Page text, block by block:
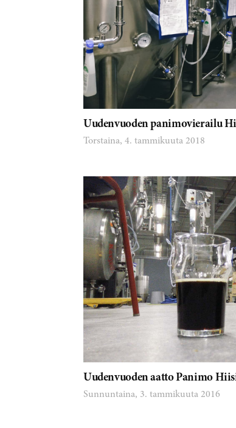
Uudenvuoden panimovierailu
Torstaina, 4. tammikuuta 2018
Uudenvuoden aatto Panimo
Sunnuntaina, 3. tammikuuta 2016